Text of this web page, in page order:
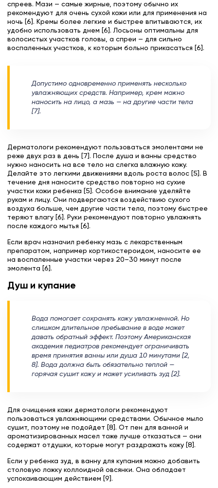
спреев. Мази — самые жирные, поэтому обычно их
рекомендуют для очень сухой кожи или для применения на
ночь [6]. Кремы более легкие и быстрее впитываются, их
удобно использовать днем [6]. Лосьоны оптимальны для
волосистых участков головы, а спреи — для сильно
воспаленных участков, к которым больно прикасаться [6].
Допустимо одновременно применять несколько
увлажняющих средств. Например, крем можно
наносить на лицо, а мазь — на другие части тела
[7].
Дерматологи рекомендуют пользоваться эмолентами не
реже двух раз в день [7]. После душа и ванны средство
нужно наносить на все тело на слегка влажную кожу.
Делайте это легкими движениями вдоль роста волос [5]. В
течение дня наносите средство повторно на сухие
участки кожи ребенка [5]. Особое внимание уделяйте
рукам и лицу. Они подвергаются воздействию сухого
воздуха больше, чем другие части тела, поэтому быстрее
теряют влагу [6]. Руки рекомендуют повторно увлажнять
после каждого мытья [6].
Если врач назначил ребенку мазь с лекарственным
препаратом, например кортикостероидом, наносите ее
на воспаленные участки через 20–30 минут после
эмолента [6].
Душ и купание
Вода помогает сохранять кожу увлажненной. Но
слишком длительное пребывание в воде может
давать обратный эффект. Поэтому Американская
академия педиатров рекомендует ограничивать
время принятия ванны или душа 10 минутами [2,
8]. Вода должна быть обязательно теплой —
горячая сушит кожу и может усиливать зуд [2].
Для очищения кожи дерматологи рекомендуют
пользоваться увлажняющими средствами. Обычное мыло
сушит, поэтому не подойдет [8]. От пен для ванной и
ароматизированных масел тоже лучше отказаться — они
содержат отдушки, которые могут раздражать кожу [8].
Если у ребенка зуд, в ванну для купания можно добавить
столовую ложку коллоидной овсянки. Она обладает
успокаивающим действием [9].